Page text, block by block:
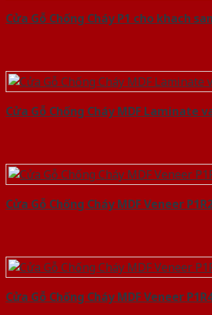
Cửa Gỗ Chống Cháy P1 cho khach san
Cửa Gỗ Chống Cháy MDF Laminate
Cửa Gỗ Chống Cháy MDF Veneer
Cửa Gỗ Chống Cháy MDF Veneer